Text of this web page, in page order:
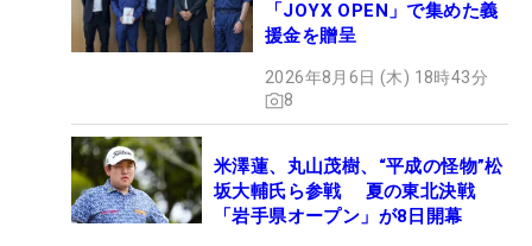
「JOYX OPEN」で集めた義
援金を贈呈
2026年8月6日 (木) 18時43分
8
米澤蓮、丸山茂樹、“平成の怪物”松
坂大輔氏ら参戦 夏の東北決戦
「岩手県オープン」が8日開幕